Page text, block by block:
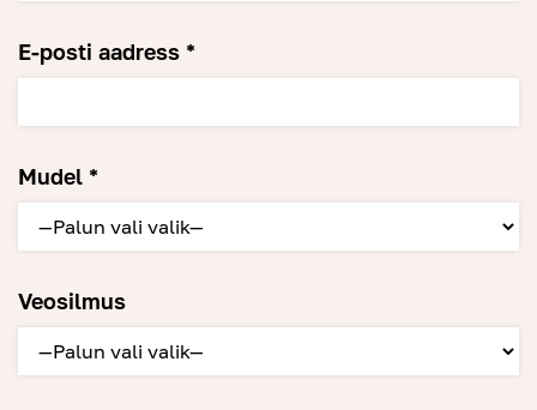
E-posti aadress *
Mudel *
Veosilmus